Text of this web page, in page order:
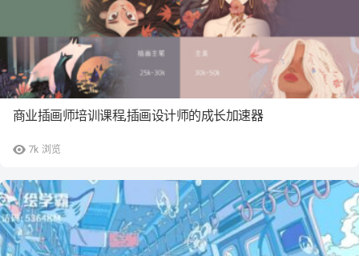
7k 浏览
商业插画师培训课程,插画设计师的成长加速器